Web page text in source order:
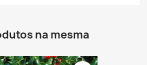
na mesma